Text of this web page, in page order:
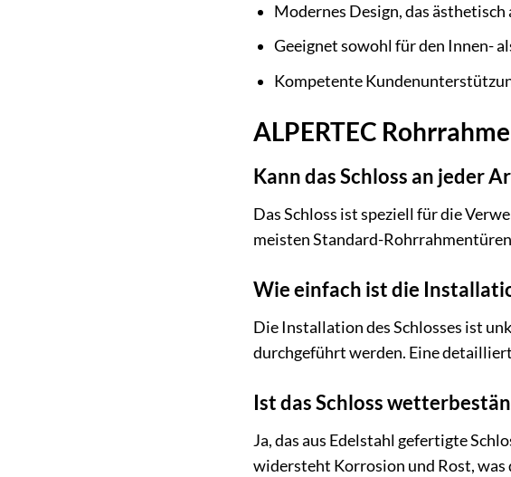
Modernes Design, das ästhetisch
Geeignet sowohl für den Innen-
Kompetente
ALPERTEC
Kann das Schloss an jeder
Das Schloss ist speziell für die
meisten Standard-
Wie einfach ist die
Die Installation des Schlosses ist
durchgeführt werden. Eine
Ist das Schloss
Ja, das aus Edelstahl gefertigte
widersteht Korrosion und Rost, was